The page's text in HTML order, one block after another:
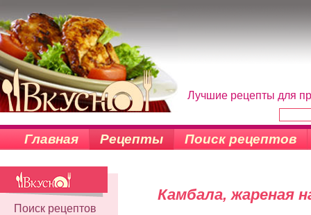
Лучшие рецепты для
Главная Рецепты Поиск рецептов
Поиск рецептов
Камбала, жареная